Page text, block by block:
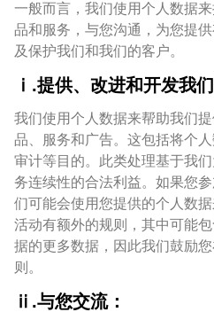
一般而言，我们使用个人数据
品和服务，与您沟通，为您提
及保护我们和我们的客户。
ⅰ.提供、改进和开发我
我们使用个人数据来帮助我们
品、服务和广告。这包括将个
审计等目的。此类处理基于我
务连续性的合法利益。如果您
们可能会使用您提供的个人数
活动有额外的规则，其中可能
据的更多数据，因此我们鼓励
则。
ⅱ.与您交流：